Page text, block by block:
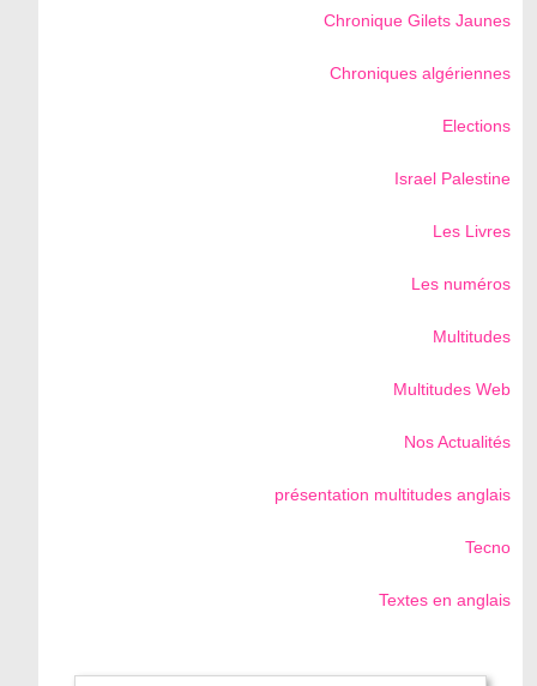
Chronique Gilets Jaunes
Chroniques algériennes
Elections
Israel Palestine
Les Livres
Les numéros
Multitudes
Multitudes Web
Nos Actualités
présentation multitudes anglais
Tecno
Textes en anglais